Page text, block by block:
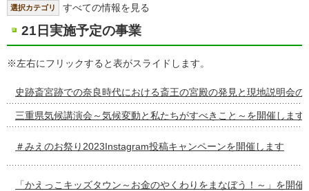
選択カテゴリ すべての情報を見る
21日実施予定の事業
※左右にフリックすると表がスライドします。
史跡斎宮跡での奈良時代における斎王の宮殿の発見と現地説明会の
三重県気候講演会～気候変動と私たちがすべきこと～を開催します
＃みえのお祭り2023Instagram投稿キャンペーンを開催します
「かえっこキッズタウン～お金のやくわりをまなぼう！～」を開催